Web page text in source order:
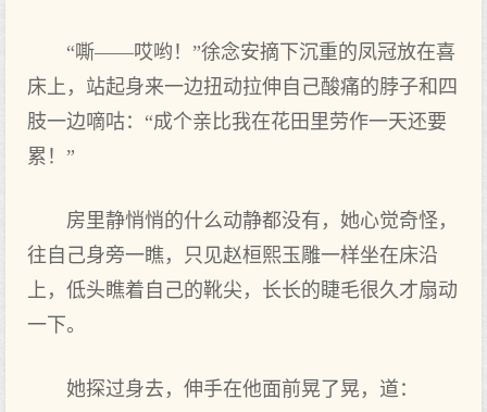
“嘶——哎哟！”徐念安摘下沉重的凤冠放在喜
床上，站起身来一边扭动拉伸自己酸痛的脖子和四
肢一边嘀咕：“成个亲比我在花田里劳作一天还要
累！”
房里静悄悄的什么动静都没有，她心觉奇怪，
往自己身旁一瞧，只见赵桓熙玉雕一样坐在床沿
上，低头瞧着自己的靴尖，长长的睫毛很久才扇动
一下。
她探过身去，伸手在他面前晃了晃，道：